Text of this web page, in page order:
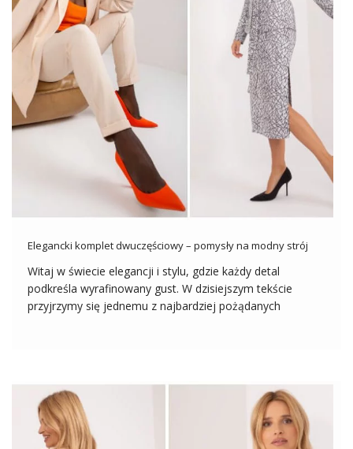
Elegancki komplet dwuczęściowy – pomysły na modny strój
Witaj w świecie elegancji i stylu, gdzie każdy detal
podkreśla wyrafinowany gust. W dzisiejszym tekście
przyjrzymy się jednemu z najbardziej pożądanych